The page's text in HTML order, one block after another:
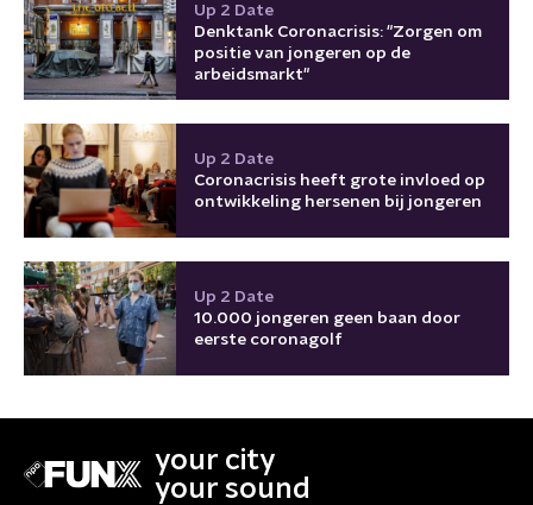
Up 2 Date
Denktank Coronacrisis: "Zorgen om
positie van jongeren op de
arbeidsmarkt"
Up 2 Date
Coronacrisis heeft grote invloed op
ontwikkeling hersenen bij jongeren
Up 2 Date
10.000 jongeren geen baan door
eerste coronagolf
your city
your sound